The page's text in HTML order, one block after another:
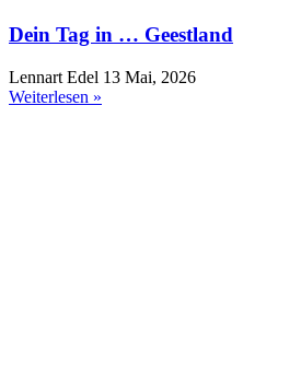
Dein Tag in … Geestland
Lennart Edel 13 Mai, 2026
Weiterlesen »